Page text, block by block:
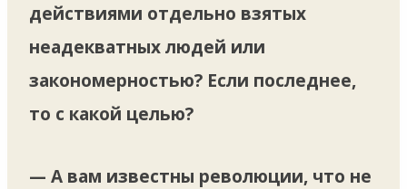
действиями отдельно взятых
неадекватных людей или
закономерностью? Если последнее,
то с какой целью?
— А вам известны революции, что не